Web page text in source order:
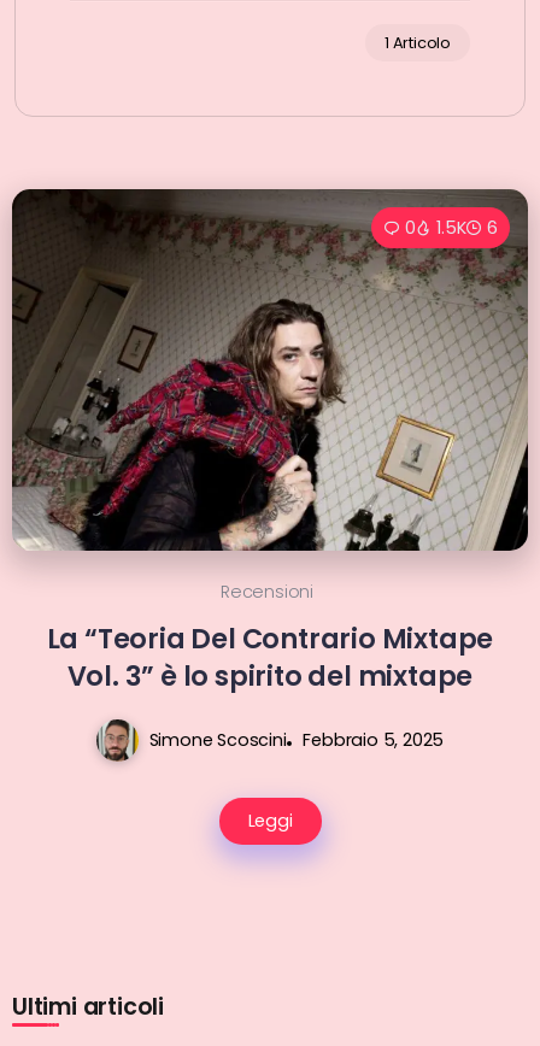
1 Articolo
0 1.5K 6
Recensioni
La “Teoria Del Contrario Mixtape
Vol. 3” è lo spirito del mixtape
Simone Scoscini Febbraio 5, 2025
Leggi
Ultimi articoli